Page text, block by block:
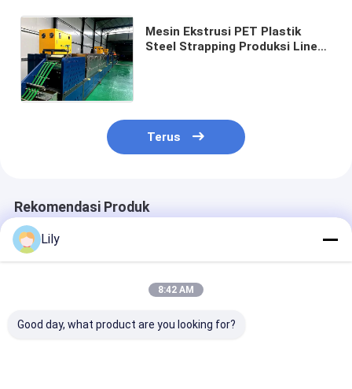
Mesin Ekstrusi PET Plastik
Steel Strapping Produksi Line
Terus
Rekomendasi Produk
Lily
8:42 AM
Good day, what product are you looking for?